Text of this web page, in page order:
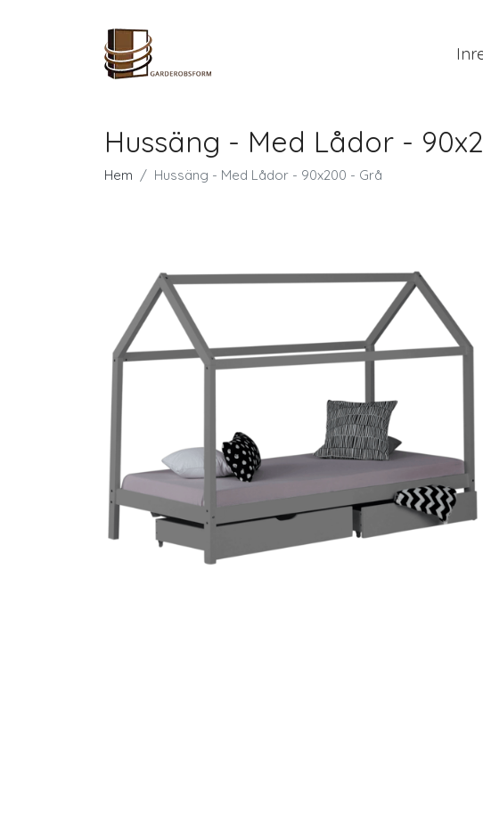
Hussäng - Med Lådor -
Hem Hussäng - Med Lådor - 90x200 - Grå